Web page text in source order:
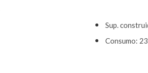
Sup.
Consumo: